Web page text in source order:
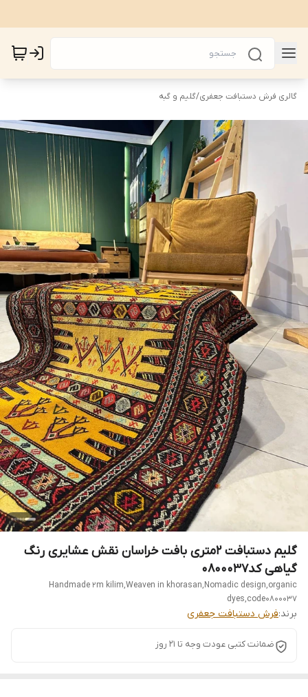
گالری فرش دستبافت جعفری/گلیم و گبه
گلیم دستبافت 2متری بافت خراسان نقش عشایری رنگ
گیاهی کد0800037
Handmade 2m kilim,Weaven in khorasan,Nomadic design,organic
dyes,code0800037
برند:فرش دستبافت جعفری
ضمانت کتبی عودت وجه تا 21 روز